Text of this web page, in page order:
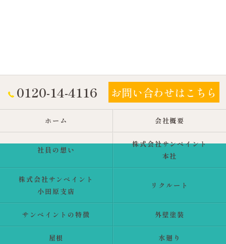
0120-14-4116 お問い合わせはこちら
ホーム 会社概要
社員の想い
株式会社サンペイント
本社
株式会社サンペイント
小田原支店
リクルート
サンペイントの特徴 外壁塗装
屋根 水廻り